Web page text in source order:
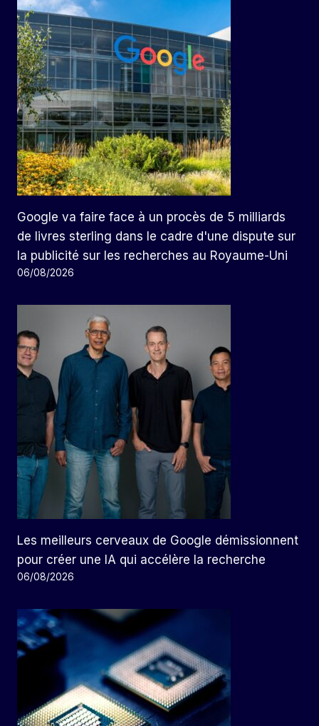
Google va faire face à un procès de 5 milliards
de livres sterling dans le cadre d'une dispute sur
la publicité sur les recherches au Royaume-Uni
06/08/2026
Les meilleurs cerveaux de Google démissionnent
pour créer une IA qui accélère la recherche
06/08/2026